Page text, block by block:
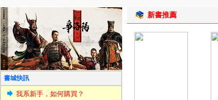
書城快訊
我系新手，如何購買？
新書推薦